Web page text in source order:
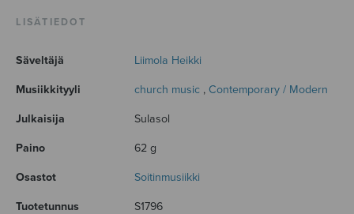
LISÄTIEDOT
Säveltäjä Liimola Heikki
Musiikkityyli church music , Contemporary / Modern
Julkaisija Sulasol
Paino 62 g
Osastot Soitinmusiikki
Tuotetunnus S1796